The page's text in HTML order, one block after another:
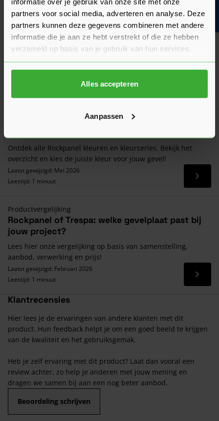
partners voor social media, adverteren en analyse. Deze
partners kunnen deze gegevens combineren met andere
informatie die je aan ze hebt verstrekt of die ze hebben
verzameld op basis van je gebruik van hun services.
Alles accepteren
Aanpassen
Goed voorbereid aan de slag
Verwerkingsadvies
Rockpanel Montage
Lees hier ons verwerkingsadvies over Rockpanel voor de
montage van je gevelbekleding!
Ontdek alle Rockpanel kleuren en kleurseries. Bekijk het
overzicht en kies de juiste kleur voor jouw gevel!
Laatst gewijzigd: Mei 2026
Leestijd: 1 minuut
Lees
Productvergelijking
Rockpanel of Trespa: welke gevelplaat past bij
jouw project?
Lees hier onze vergelijking op basis van samenstelling,
aanbod, verwerking en prijs!
Laatst gewijzigd: Februari 2026
Leestijd: 1 minuut
Lees
Klantrecensies
Hier lees je de ervaringen van andere klanten met dit
product. Hun feedback helpt je om een goed beeld te krijgen
van de kwaliteit en het gebruiksgemak.
Heb je zelf ervaring met dit product? Laat dan vooral een
review achter, zo help je anderen met jouw mening en
dragen we samen bij aan een nog beter aanbod.
Beoordeling schrijven